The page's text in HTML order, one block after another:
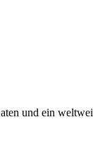
und ein